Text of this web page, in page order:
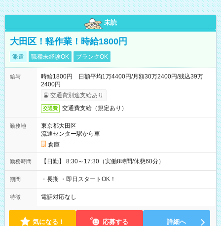
未読
大田区！軽作業！時給1800円
派遣 職種未経験OK ブランクOK
給与
時給1800円 日額平均1万4400円/月額30万2400円/残込39万
2400円
交通費別途支給あり
交通費 交通費支給（規定あり）
勤務地
東京都大田区
流通センター駅から車
倉庫
勤務時間 【日勤】 8:30～17:30（実働8時間/休憩60分）
期間 ・長期 ・即日スタートOK！
特徴 電話対応なし
気になる！ 応募する 詳細へ